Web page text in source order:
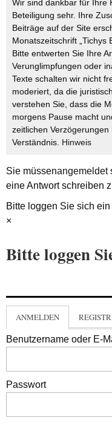
Wir sind dankbar für Ihre
Beteiligung sehr. Ihre
Beiträge auf der Site
Monatszeitschrift „Tichys
Bitte entwerten Sie Ihre
Verunglimpfungen oder
Texte schalten wir nicht
moderiert, da die
verstehen Sie, dass die
morgens Pause macht
zeitlichen
Verständnis. Hinweis
Sie müssenangemeldet
eine Antwort schreiben
Bitte loggen Sie sich ein
×
Bitte loggen
ANMELDEN
Benutzername oder E-
Passwort